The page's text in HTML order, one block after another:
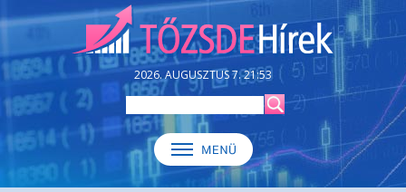
2026. AUGUSZTUS 7. 21:53